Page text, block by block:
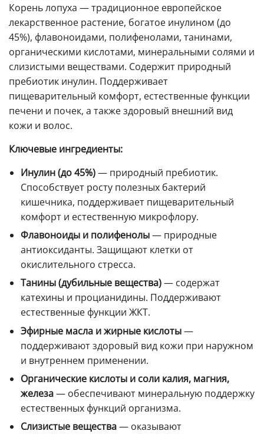
Корень лопуха — традиционное европейское
лекарственное растение, богатое инулином (до
45%), флавоноидами, полифенолами, танинами,
органическими кислотами, минеральными солями и
слизистыми веществами. Содержит природный
пребиотик инулин. Поддерживает
пищеварительный комфорт, естественные функции
печени и почек, а также здоровый внешний вид
кожи и волос.
Ключевые ингредиенты:
Инулин (до 45%)— природный пребиотик.
Способствует росту полезных бактерий
кишечника, поддерживает пищеварительный
комфорт и естественную микрофлору.
Флавоноиды и полифенолы— природные
антиоксиданты. Защищают клетки от
окислительного стресса.
Танины (дубильные вещества)— содержат
катехины и процианидины. Поддерживают
естественные функции ЖКТ.
Эфирные масла и жирные кислоты—
поддерживают здоровый вид кожи при наружном
и внутреннем применении.
Органические кислоты и соли калия, магния,
железа— обеспечивают минеральную поддержку
естественных функций организма.
Слизистые вещества— оказывают